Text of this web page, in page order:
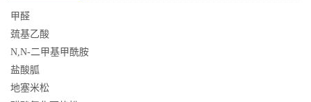
甲醛
巯基乙酸
N,N-二甲基甲酰胺
盐酸胍
地塞米松